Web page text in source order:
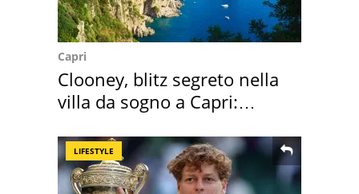
Capri
Clooney, blitz segreto nella
villa da sogno a Capri:
LIFESTYLE